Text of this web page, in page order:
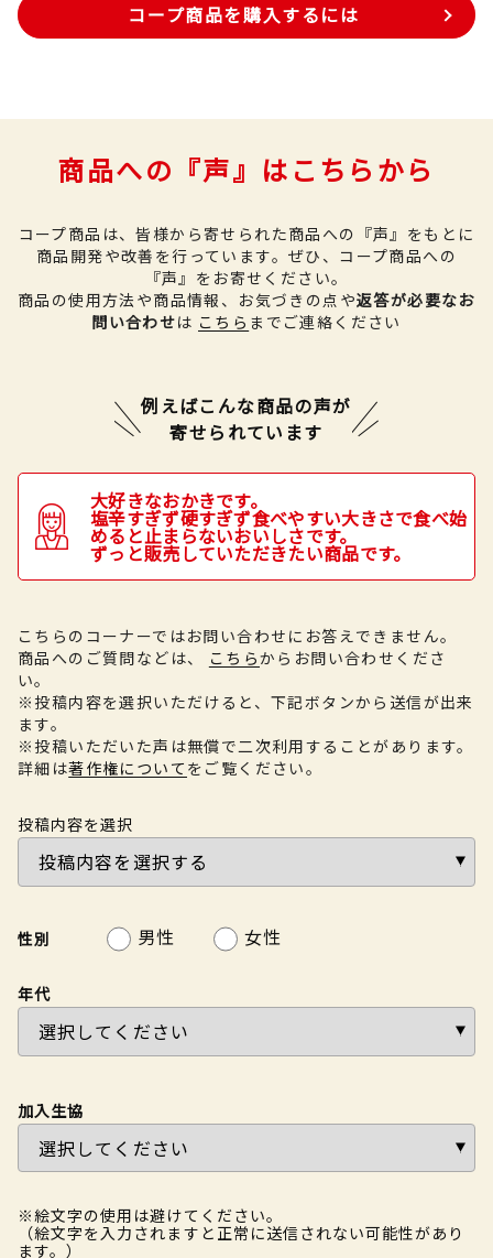
コープ商品を購入するには
商品への『声』はこちらから
コープ商品は、皆様から寄せられた商品への『声』をもとに
商品開発や改善を行っています。 ぜひ、コープ商品への
『声』をお寄せください。
商品の使用方法や商品情報、お気づきの点や返答が必要なお
問い合わせは こちら までご連絡ください
例えばこんな商品の声が
寄せられています
大好きなおかきです。
塩辛すぎず硬すぎず食べやすい大きさで食べ始
めると止まらないおいしさです。
ずっと販売していただきたい商品です。
こちらのコーナーではお問い合わせにお答えできません。
商品へのご質問などは、
こちらからお問い合わせくださ
い。
※投稿内容を選択いただけると、下記ボタンから送信が出来
ます。
※投稿いただいた声は無償で二次利用することがあります。
詳細は著作権について をご覧ください。
投稿内容を選択
性別 男性 女性
年代
加入生協
※絵文字の使用は避けてください。
（絵文字を入力されますと正常に送信されない可能性があり
ます。）